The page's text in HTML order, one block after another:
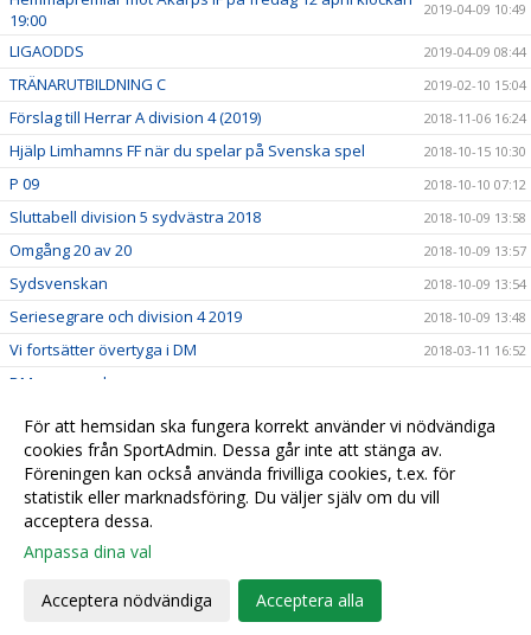
19:00
2019-04-09 10:49
LIGAODDS 2019-04-09 08:44
TRÄNARUTBILDNING C 2019-02-10 15:04
Förslag till Herrar A division 4 (2019) 2018-11-06 16:24
Hjälp Limhamns FF när du spelar på Svenska spel 2018-10-15 10:30
P 09 2018-10-10 07:12
Sluttabell division 5 sydvästra 2018 2018-10-09 13:58
Omgång 20 av 20 2018-10-09 13:57
Sydsvenskan 2018-10-09 13:54
Seriesegrare och division 4 2019 2018-10-09 13:48
Vi fortsätter övertyga i DM 2018-03-11 16:52
DMgruppspel
Bilder från LB07 Indoorcup P-09 Wihlborgs arena 2018-02-06 11:42
ÅRSMÖTE LIMHAMNS FF 2018-02-02 14:54
Tack för era generösa bidrag! 2018-01-18 08:38
inställningar
Webbversion
För att hemsidan ska fungera korrekt använder vi nödvändiga
cookies från SportAdmin. Dessa går inte att stänga av.
Föreningen kan också använda frivilliga cookies, t.ex. för
statistik eller marknadsföring. Du väljer själv om du vill
acceptera dessa.
Anpassa dina val
Acceptera nödvändiga Acceptera alla